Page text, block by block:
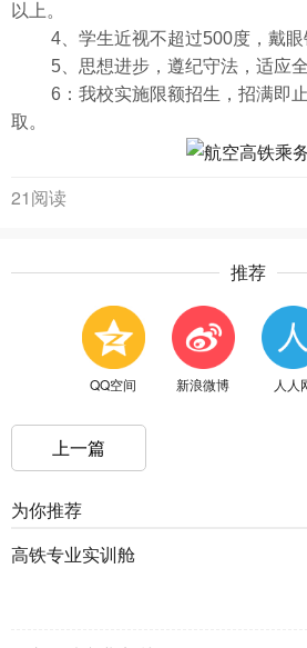
以上。
4、学生近视不超过500度，戴眼
5、思想进步，遵纪守法，适应全
6：我校实施限额招生，招满即止
取。
21阅读
推荐
QQ空间 新浪微博 人人
上一篇
为你推荐
高铁专业实训舱